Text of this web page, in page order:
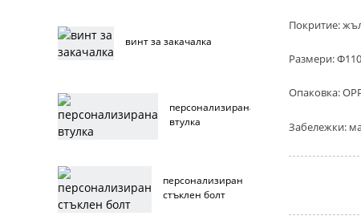
винт за закачалка
персонализирана
втулка
персонализиран
стъклен болт
Покритие:
Размери:
Опаковка:
Забележки: